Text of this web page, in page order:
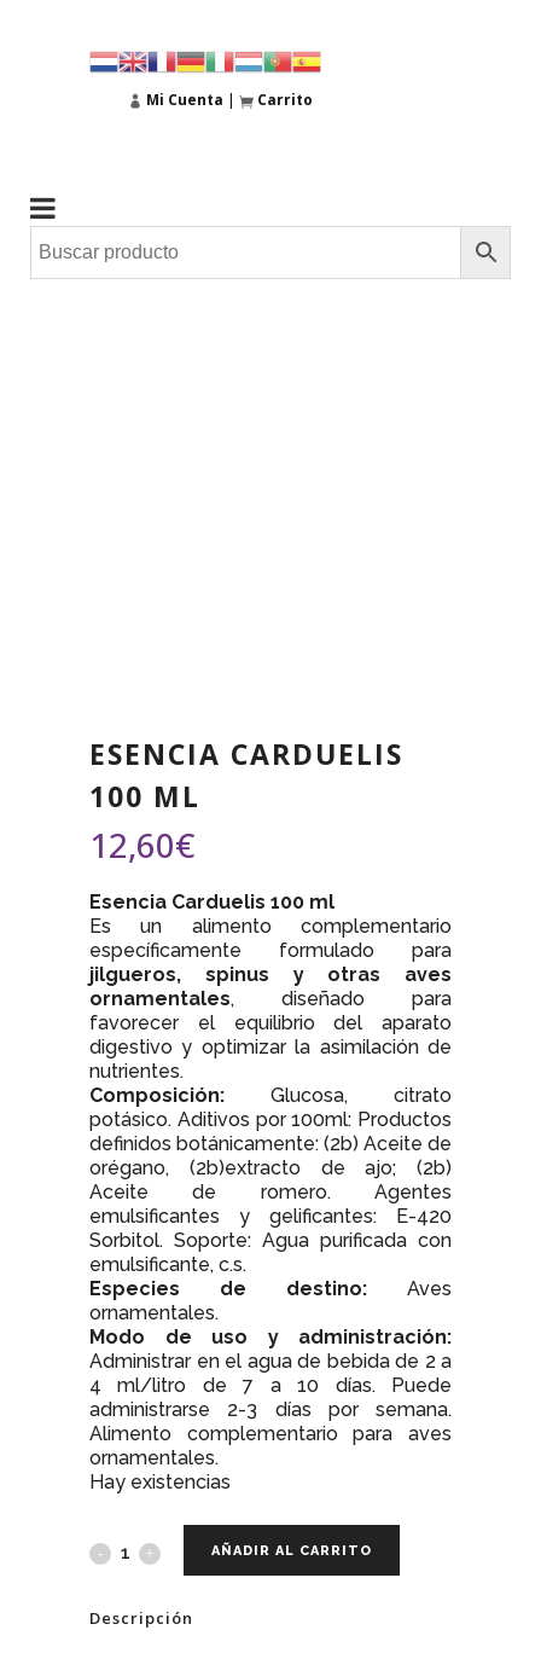
Mi Cuenta | Carrito
ESENCIA CARDUELIS
100 ML
12,60€
Esencia Carduelis 100 ml
Es un alimento complementario
específicamente formulado para
jilgueros, spinus y otras aves
ornamentales, diseñado para
favorecer el equilibrio del aparato
digestivo y optimizar la asimilación de
nutrientes.
Composición: Glucosa, citrato
potásico. Aditivos por 100ml: Productos
definidos botánicamente: (2b) Aceite de
orégano, (2b)extracto de ajo; (2b)
Aceite de romero. Agentes
emulsificantes y gelificantes: E-420
Sorbitol. Soporte: Agua purificada con
emulsificante, c.s.
Especies de destino: Aves
ornamentales.
Modo de uso y administración:
Administrar en el agua de bebida de 2 a
4 ml/litro de 7 a 10 días. Puede
administrarse 2-3 días por semana.
Alimento complementario para aves
ornamentales.
Hay existencias
AÑADIR AL CARRITO
Descripción